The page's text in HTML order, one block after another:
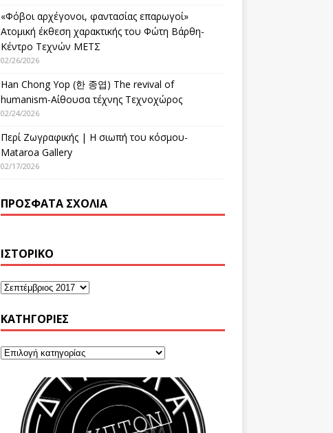
«Φόβοι αρχέγονοι, φαντασίας επαρωγοί»
Ατομική έκθεση χαρακτικής του Φώτη Βάρθη-
Κέντρο Τεχνών ΜΕΤΣ
02/26/2026
Han Chong Yop (한 종엽) The revival of
humanism-Αίθουσα τέχνης Τεχνοχώρος
02/24/2026
Περί Ζωγραφικής | Η σιωπή του κόσμου-
Mataroa Gallery
02/17/2026
ΠΡΌΣΦΑΤΑ ΣΧΌΛΙΑ
ΙΣΤΟΡΙΚΌ
KΑΤΗΓΟΡΊΕΣ